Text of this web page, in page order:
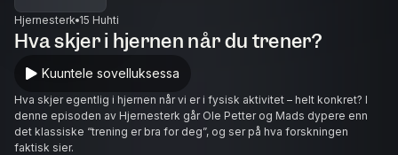
Hjernesterk 15 Huhti
Hva skjer i hjernen når du trener?
Kuuntele sovelluksessa
Hva skjer egentlig i hjernen når vi er i fysisk aktivitet – helt konkret? I
denne episoden av Hjernesterk går Ole Petter og Mads dypere enn
det klassiske “trening er bra for deg”, og ser på hva forskningen
faktisk sier.